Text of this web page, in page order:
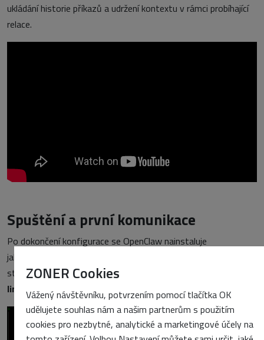
ZONER Cookies
Vážený návštěvníku, potvrzením pomocí tlačítka OK
udělujete souhlas nám a našim partnerům s použitím
cookies pro nezbytné, analytické a marketingové účely na
ukládání historie příkazů a udržení kontextu v rámci probíhající
relace.
Spuštění a první komunikace
Po dokončení konfigurace se OpenClaw nainstaluje
jako
startu serveru. Během instalace se také povolí
lingering
, aby služba běžela i po odhlášení ze serveru.